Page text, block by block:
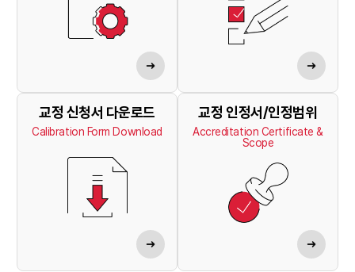
교정 신청서 다운로드
Calibration Form Download
교정 인정서/인정범위
Accreditation Certificate &
Scope